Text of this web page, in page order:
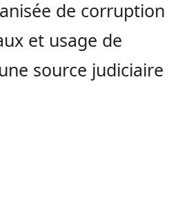
de corruption
et usage de
source judiciaire